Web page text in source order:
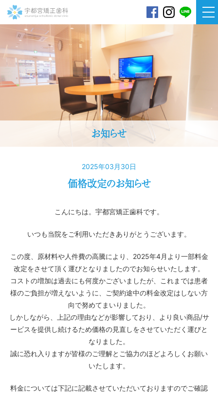
宇都宮矯正歯科
お知らせ
2025年03月30日
価格改定のお知らせ
こんにちは。宇都宮矯正歯科です。
いつも当院をご利用いただきありがとうございます。
この度、原材料や人件費の高騰により、2025年4月より一部料金
改定をさせて頂く運びとなりましたのでお知らせいたします。
コストの増加は過去にも何度かございましたが、これまでは患者
様のご負担が増えないように、ご契約途中の料金改定はしない方
向で努めてまいりました。
しかしながら、上記の理由などが影響しており、より良い商品/サ
ービスを提供し続けるため価格の見直しをさせていただく運びと
なりました。
誠に恐れ入りますが皆様のご理解とご協力のほどよろしくお願い
いたします。
料金については下記に記載させていただいておりますのでご確認